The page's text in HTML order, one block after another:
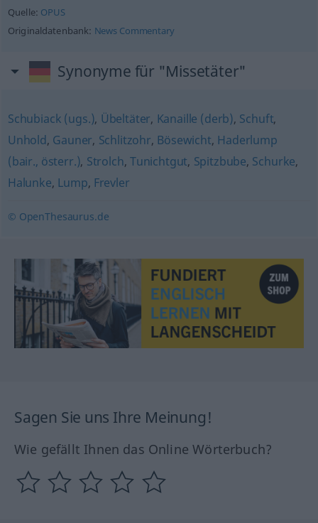
Quelle: OPUS
Originaldatenbank: News Commentary
Synonyme für "Missetäter"
Schubiack (ugs.), Übeltäter, Kanaille (derb), Schuft,
Unhold, Gauner, Schlitzohr, Bösewicht, Haderlump
(bair., österr.), Strolch, Tunichtgut, Spitzbube, Schurke,
Halunke, Lump, Frevler
© OpenThesaurus.de
Sagen Sie uns Ihre Meinung!
Wie gefällt Ihnen das Online Wörterbuch?